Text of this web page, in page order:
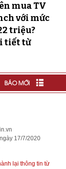
mua TV
với mức
triệu?
tiết từ
BÁO MỚI
17/7/2020
lại thông tin từ